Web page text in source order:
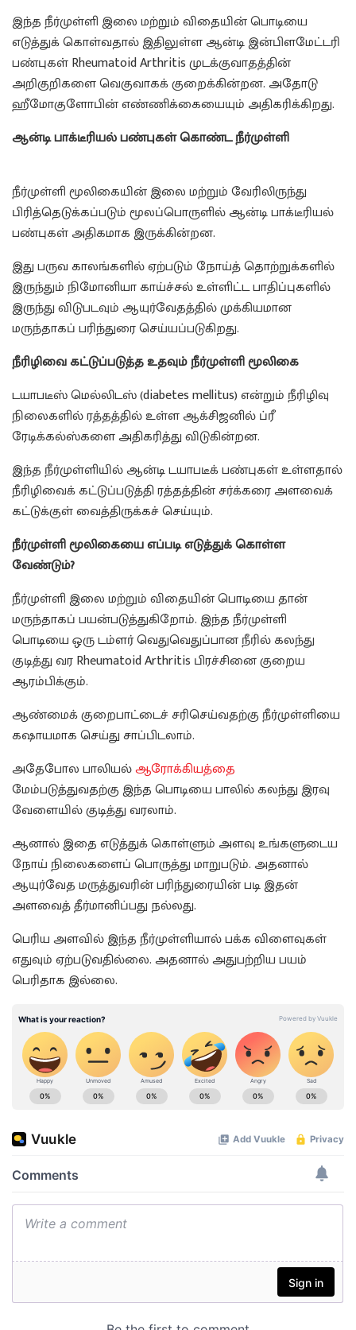
இந்த நீர்முள்ளி இலை மற்றும் விதையின் பொடியை
எடுத்துக் கொள்வதால் இதிலுள்ள ஆன்டி இன்பிளமேட்டரி
பண்புகள் Rheumatoid Arthritis முடக்குவாதத்தின்
அறிகுறிகளை வெகுவாகக் குறைக்கின்றன. அதோடு
ஹீமோகுளோபின் எண்ணிக்கையையும் அதிகரிக்கிறது.
ஆன்டி பாக்டீரியல் பண்புகள் கொண்ட நீர்முள்ளி
நீர்முள்ளி மூலிகையின் இலை மற்றும் வேரிலிருந்து
பிரித்தெடுக்கப்படும் மூலப்பொருளில் ஆன்டி பாக்டீரியல்
பண்புகள் அதிகமாக இருக்கின்றன.
இது பருவ காலங்களில் ஏற்படும் நோய்த் தொற்றுக்களில்
இருந்தும் நிமோனியா காய்ச்சல் உள்ளிட்ட பாதிப்புகளில்
இருந்து விடுபடவும் ஆயுர்வேதத்தில் முக்கியமான
மருந்தாகப் பரிந்துரை செய்யப்படுகிறது.
நீரிழிவை கட்டுப்படுத்த உதவும் நீர்முள்ளி மூலிகை
டயாபடீஸ் மெல்லிடஸ் (diabetes mellitus) என்றும் நீரிழிவு
நிலைகளில் ரத்தத்தில் உள்ள ஆக்சிஜனில் ப்ரீ
ரேடிக்கல்ஸ்களை அதிகரித்து விடுகின்றன.
இந்த நீர்முள்ளியில் ஆன்டி டயாபடீக் பண்புகள் உள்ளதால்
நீரிழிவைக் கட்டுப்படுத்தி ரத்தத்தின் சர்க்கரை அளவைக்
கட்டுக்குள் வைத்திருக்கச் செய்யும்.
நீர்முள்ளி மூலிகையை எப்படி எடுத்துக் கொள்ள
வேண்டும்?
நீர்முள்ளி இலை மற்றும் விதையின் பொடியை தான்
மருந்தாகப் பயன்படுத்துகிறோம். இந்த நீர்முள்ளி
பொடியை ஒரு டம்ளர் வெதுவெதுப்பான நீரில் கலந்து
குடித்து வர Rheumatoid Arthritis பிரச்சினை குறைய
ஆரம்பிக்கும்.
ஆண்மைக் குறைபாட்டைச் சரிசெய்வதற்கு நீர்முள்ளியை
கஷாயமாக செய்து சாப்பிடலாம்.
அதேபோல பாலியல்ஆரோக்கியத்தை
மேம்படுத்துவதற்கு இந்த பொடியை பாலில் கலந்து இரவு
வேளையில் குடித்து வரலாம்.
ஆனால் இதை எடுத்துக் கொள்ளும் அளவு உங்களுடைய
நோய் நிலைகளைப் பொருத்து மாறுபடும். அதனால்
ஆயுர்வேத மருத்துவரின் பரிந்துரையின் படி இதன்
அளவைத் தீர்மானிப்பது நல்லது.
பெரிய அளவில் இந்த நீர்முள்ளியால் பக்க விளைவுகள்
எதுவும் ஏற்படுவதில்லை. அதனால் அதுபற்றிய பயம்
பெரிதாக இல்லை.